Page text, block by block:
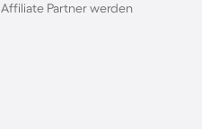
Affiliate Partner werden